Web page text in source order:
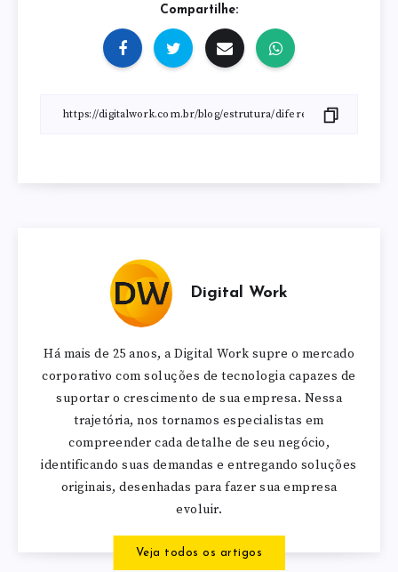
Compartilhe:
Digital Work
Há mais de 25 anos, a Digital Work supre o mercado
corporativo com soluções de tecnologia capazes de
suportar o crescimento de sua empresa. Nessa
trajetória, nos tornamos especialistas em
compreender cada detalhe de seu negócio,
identificando suas demandas e entregando soluções
originais, desenhadas para fazer sua empresa
evoluir.
Veja todos os artigos